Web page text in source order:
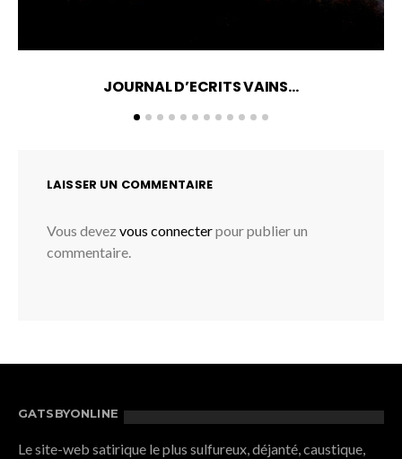
JOURNAL D’ECRITS VAINS…
LAISSER UN COMMENTAIRE
Vous devez vous connecterpour publier un
commentaire.
GATSBYONLINE
Le site-web satirique le plus sulfureux, déjanté, caustique,